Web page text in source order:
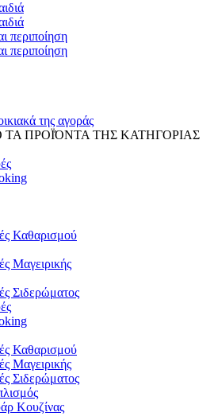
περιποίηση
περιποίηση
της αγοράς
ΤΑ ΠΡΟΪΌΝΤΑ ΤΗΣ ΚΑΤΗΓΟΡΙΑΣ
Καθαρισμού
Μαγειρικής
Σιδερώματος
Καθαρισμού
Μαγειρικής
Σιδερώματος
Κουζίνας